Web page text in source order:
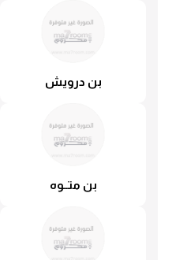
بن درويش
بن متــوه